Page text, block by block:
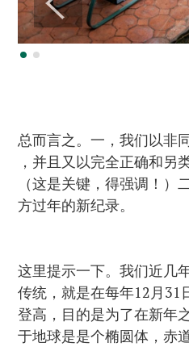
总而言之。一，我们以非
，并且又以完全正确和另
（这是关键，得强调！
方过年的新纪录。
这里提示一下。我们近几
传统，就是在每年12月31
登高，目的是为了在新年
于地球是是个椭圆体，赤